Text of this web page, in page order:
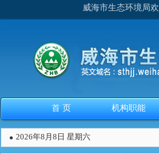
威海市生态环境局欢
首 页 机构职能
2026年8月8日 星期六